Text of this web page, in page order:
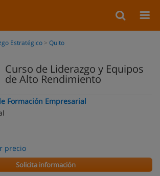
Estratégico Quito
Curso de Liderazgo y Equipos
de Alto Rendimiento
Formación Empresarial
precio
Solicita información